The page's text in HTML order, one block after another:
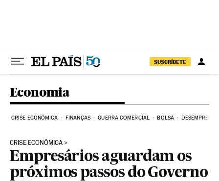
SUSCRÍBETE
Economia
CRISE ECONÔMICA FINANÇAS GUERRA COMERCIAL BOLSA DESEMPREGO
CRISE ECONÔMICA
Empresários aguardam os
próximos passos do Governo